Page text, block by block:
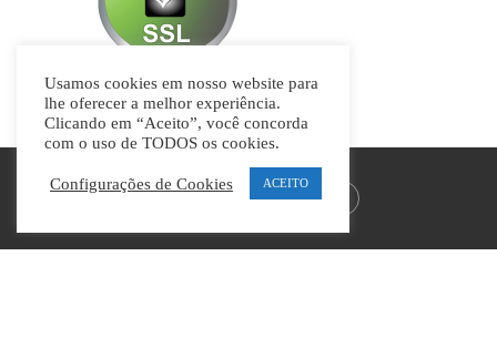
Usamos cookies em nosso website para
lhe oferecer a melhor experiência.
Clicando em “Aceito”, você concorda
com o uso de TODOS os cookies.
Configurações de Cookies ACEITO